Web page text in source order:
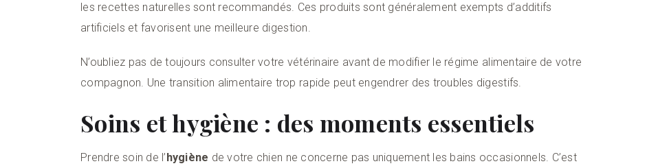
les recettes naturelles sont recommandés. Ces produits sont généralement exempts d’additifs
artificiels et favorisent une meilleure digestion.
N’oubliez pas de toujours consulter votre vétérinaire avant de modifier le régime alimentaire de votre
compagnon. Une transition alimentaire trop rapide peut engendrer des troubles digestifs.
Soins et hygiène : des moments essentiels
Prendre soin de l’hygiène de votre chien ne concerne pas uniquement les bains occasionnels. C’est